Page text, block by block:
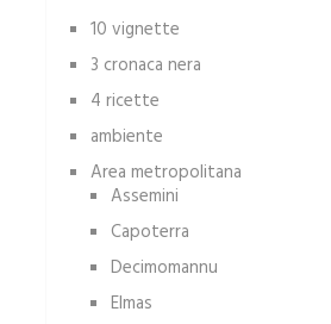
10 vignette
3 cronaca nera
4 ricette
ambiente
Area metropolitana
Assemini
Capoterra
Decimomannu
Elmas